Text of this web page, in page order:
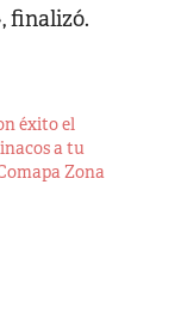
finalizó.
éxito el
a tu
Zona